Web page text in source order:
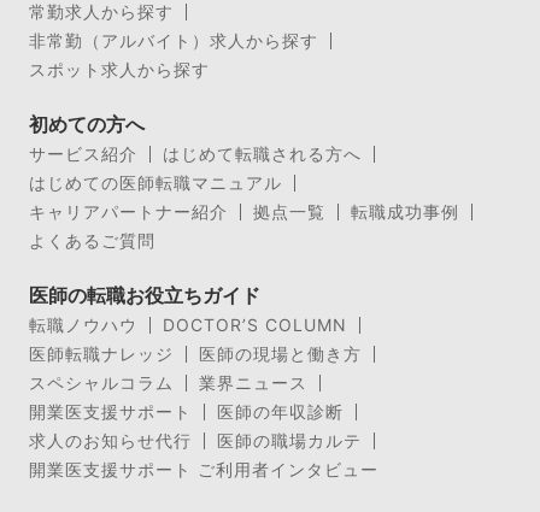
常勤求人から探す
非常勤（アルバイト）求人から探す
スポット求人から探す
初めての方へ
サービス紹介
はじめて転職される方へ
はじめての医師転職マニュアル
キャリアパートナー紹介
拠点一覧
転職成功事例
よくあるご質問
医師の転職お役立ちガイド
転職ノウハウ
DOCTOR’S COLUMN
医師転職ナレッジ
医師の現場と働き方
スペシャルコラム
業界ニュース
開業医支援サポート
医師の年収診断
求人のお知らせ代行
医師の職場カルテ
開業医支援サポート ご利用者インタビュー